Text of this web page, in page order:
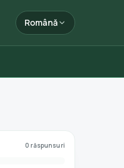
Română
0 răspunsuri